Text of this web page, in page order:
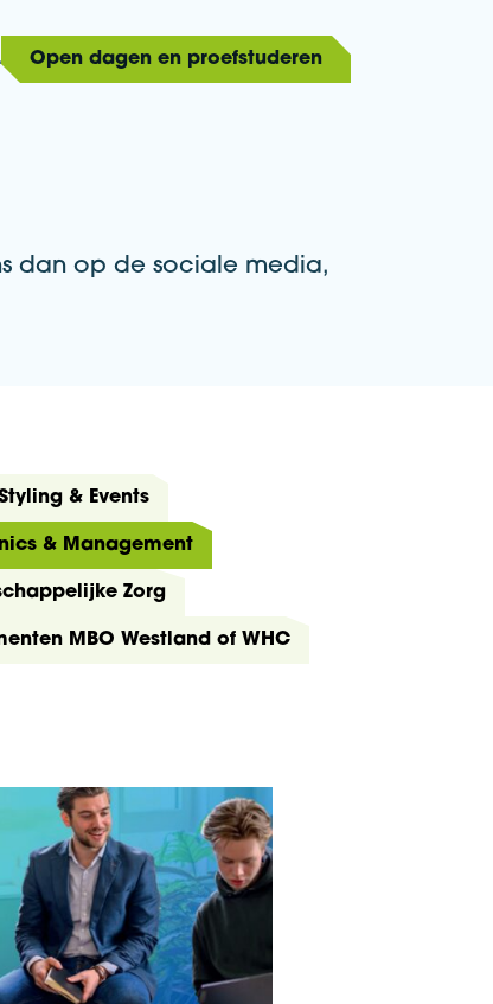
Open dagen en proefstuderen
dan op de sociale media,
& Events
& Management
Zorg
MBO Westland of WHC